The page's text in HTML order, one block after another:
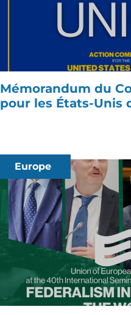
Mémorandum du
pour les États-Unis
Europe